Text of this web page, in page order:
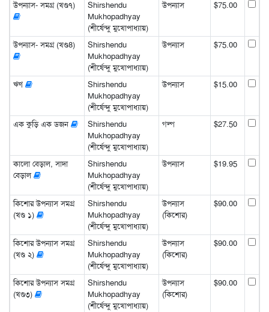
উপন্যাস- সমগ্র (খণ্ড৭)
Shirshendu
Mukhopadhyay
(শীর্ষেন্দু মুখোপাধ্যায়)
উপন্যাস $75.00
উপন্যাস- সমগ্র (খণ্ড8)
Shirshendu
Mukhopadhyay
(শীর্ষেন্দু মুখোপাধ্যায়)
উপন্যাস $75.00
ঋণ
Shirshendu
Mukhopadhyay
(শীর্ষেন্দু মুখোপাধ্যায়)
উপন্যাস $15.00
এক কুড়ি এক ডজন
Shirshendu
Mukhopadhyay
(শীর্ষেন্দু মুখোপাধ্যায়)
গল্প $27.50
কালো বেড়াল, সাদা
বেড়াল
Shirshendu
Mukhopadhyay
(শীর্ষেন্দু মুখোপাধ্যায়)
উপন্যাস $19.95
কিশোর উপন্যাস সমগ্র
(খণ্ড ১)
Shirshendu
Mukhopadhyay
(শীর্ষেন্দু মুখোপাধ্যায়)
উপন্যাস
(কিশোর)
$90.00
কিশোর উপন্যাস সমগ্র
(খণ্ড ২)
Shirshendu
Mukhopadhyay
(শীর্ষেন্দু মুখোপাধ্যায়)
উপন্যাস
(কিশোর)
$90.00
কিশোর উপন্যাস সমগ্র
(খণ্ড৩)
Shirshendu
Mukhopadhyay
(শীর্ষেন্দু মুখোপাধ্যায়)
উপন্যাস
(কিশোর)
$90.00